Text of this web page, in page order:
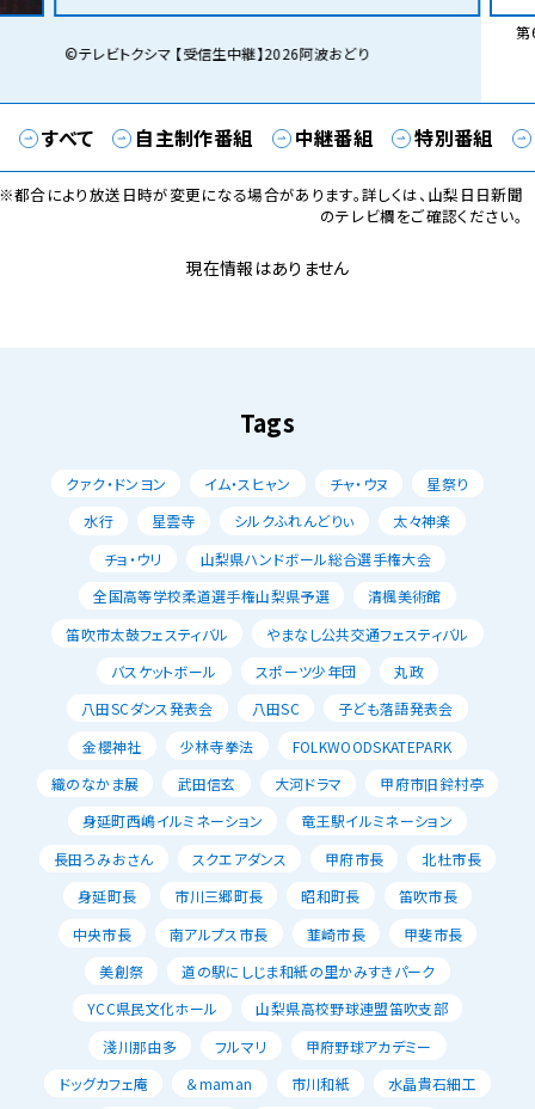
©テレビトクシマ 【受信生中継】2026阿波おどり
第
すべて 自主制作番組 中継番組 特別番組
都合により放送日時が変更になる場合があります。詳しくは、山梨日日新聞
のテレビ欄をご確認ください。
現在情報はありません
Tags
クァク・ドンヨン イム・スヒャン チャ・ウヌ
星祭り
水行
星雲寺 シルクふれんどりぃ
太々神楽
チョ・ウリ
山梨県ハンドボール総合選手権大会
全国高等学校柔道選手権山梨県予選
清楓美術館
笛吹市太鼓フェスティバル
やまなし公共交通フェスティバル
バスケットボール
スポーツ少年団
丸政
八田SCダンス発表会
八田SC
子ども落語発表会
金櫻神社
少林寺拳法
FOLKWOODSKATEPARK
織のなかま展
武田信玄 大河ドラマ
甲府市旧鈴村亭
身延町西嶋イルミネーション
竜王駅イルミネーション
長田ろみおさん
スクエアダンス 甲府市長
北杜市長
身延町長
市川三郷町長 昭和町長
笛吹市長
中央市長
南アルプス市長 韮崎市長
甲斐市長
美創祭
道の駅にしじま和紙の里かみすきパーク
YCC県民文化ホール
山梨県高校野球連盟笛吹支部
淺川那由多
フルマリ
甲府野球アカデミー
ドッグカフェ庵
＆maman 市川和紙
水晶貴石細工